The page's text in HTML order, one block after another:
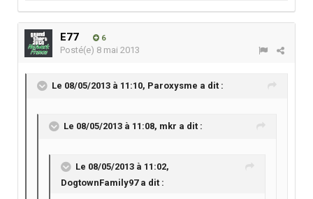
E77 6
Posté(e) 8 mai 2013
Le 08/05/2013 à 11:10, Paroxysme a dit :
Le 08/05/2013 à 11:08, mkr a dit :
Le 08/05/2013 à 11:02,
DogtownFamily97 a dit :